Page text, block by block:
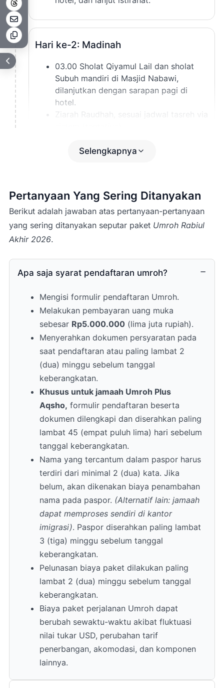
2
Hari ke-2: Madinah
03.00 Sholat Qiyamul Lail dan sholat
Subuh mandiri di Masjid Nabawi,
dilanjutkan dengan sarapan pagi di
hotel.
Ziarah Raudhah, sesuai jadwal tasreh via
Nabawi dan dilanjutkan makan siang.
Nabawi, Souq Manaqqah, Tsaqifah Bani
Saidah, dan sekitarnya.
15.00 Sholat Ashar di Masjid Nabawi.
kemudian lanjut makan malam di hotel.
Perbanyak kegiatan ibadah di Masjid
Selengkapnya
Pertanyaan Yang Sering Ditanyakan
Berikut adalah jawaban atas pertanyaan-pertanyaan
yang sering ditanyakan seputar paket Umroh Rabiul
Akhir 2026.
Apa saja syarat pendaftaran umroh?
Mengisi formulir pendaftaran Umroh.
Melakukan pembayaran uang muka
sebesar Rp5.000.000 (lima juta rupiah).
Menyerahkan dokumen persyaratan pada
saat pendaftaran atau paling lambat 2
(dua) minggu sebelum tanggal
keberangkatan.
Khusus untuk jamaah Umroh Plus
Aqsho, formulir pendaftaran beserta
dokumen dilengkapi dan diserahkan paling
lambat 45 (empat puluh lima) hari sebelum
tanggal keberangkatan.
Nama yang tercantum dalam paspor harus
terdiri dari minimal 2 (dua) kata. Jika
belum, akan dikenakan biaya penambahan
nama pada paspor. (Alternatif lain: jamaah
dapat memproses sendiri di kantor
imigrasi). Paspor diserahkan paling lambat
3 (tiga) minggu sebelum tanggal
keberangkatan.
Pelunasan biaya paket dilakukan paling
lambat 2 (dua) minggu sebelum tanggal
keberangkatan.
Biaya paket perjalanan Umroh dapat
berubah sewaktu-waktu akibat fluktuasi
nilai tukar USD, perubahan tarif
penerbangan, akomodasi, dan komponen
lainnya.